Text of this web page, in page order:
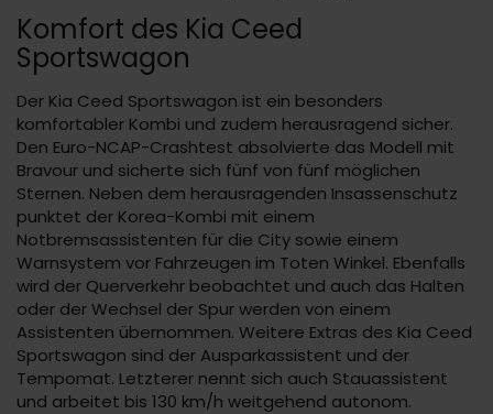
Komfort des Kia Ceed
Sportswagon
Der Kia Ceed Sportswagon ist ein besonders
komfortabler Kombi und zudem herausragend sicher.
Den Euro-NCAP-Crashtest absolvierte das Modell mit
Bravour und sicherte sich fünf von fünf möglichen
Sternen. Neben dem herausragenden Insassenschutz
punktet der Korea-Kombi mit einem
Notbremsassistenten für die City sowie einem
Warnsystem vor Fahrzeugen im Toten Winkel. Ebenfalls
wird der Querverkehr beobachtet und auch das Halten
oder der Wechsel der Spur werden von einem
Assistenten übernommen. Weitere Extras des Kia Ceed
Sportswagon sind der Ausparkassistent und der
Tempomat. Letzterer nennt sich auch Stauassistent
und arbeitet bis 130 km/h weitgehend autonom.